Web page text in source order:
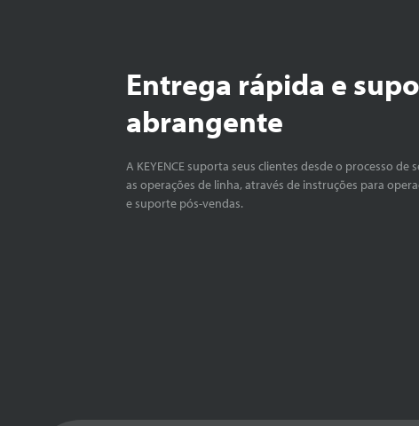
Entrega rápida e
abrangente
A KEYENCE suporta seus clientes desde o processo de
as operações de linha, através de instruções para
e suporte pós-vendas.